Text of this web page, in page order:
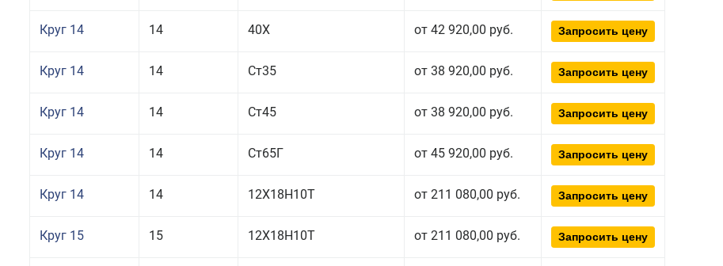
Круг 14 14 40Х от 42 920,00 руб. Запросить цену
Круг 14 14 Ст35 от 38 920,00 руб. Запросить цену
Круг 14 14 Ст45 от 38 920,00 руб. Запросить цену
Круг 14 14 Ст65Г от 45 920,00 руб. Запросить цену
Круг 14 14 12Х18Н10Т от 211 080,00 руб. Запросить цену
Круг 15 15 12Х18Н10Т от 211 080,00 руб. Запросить цену